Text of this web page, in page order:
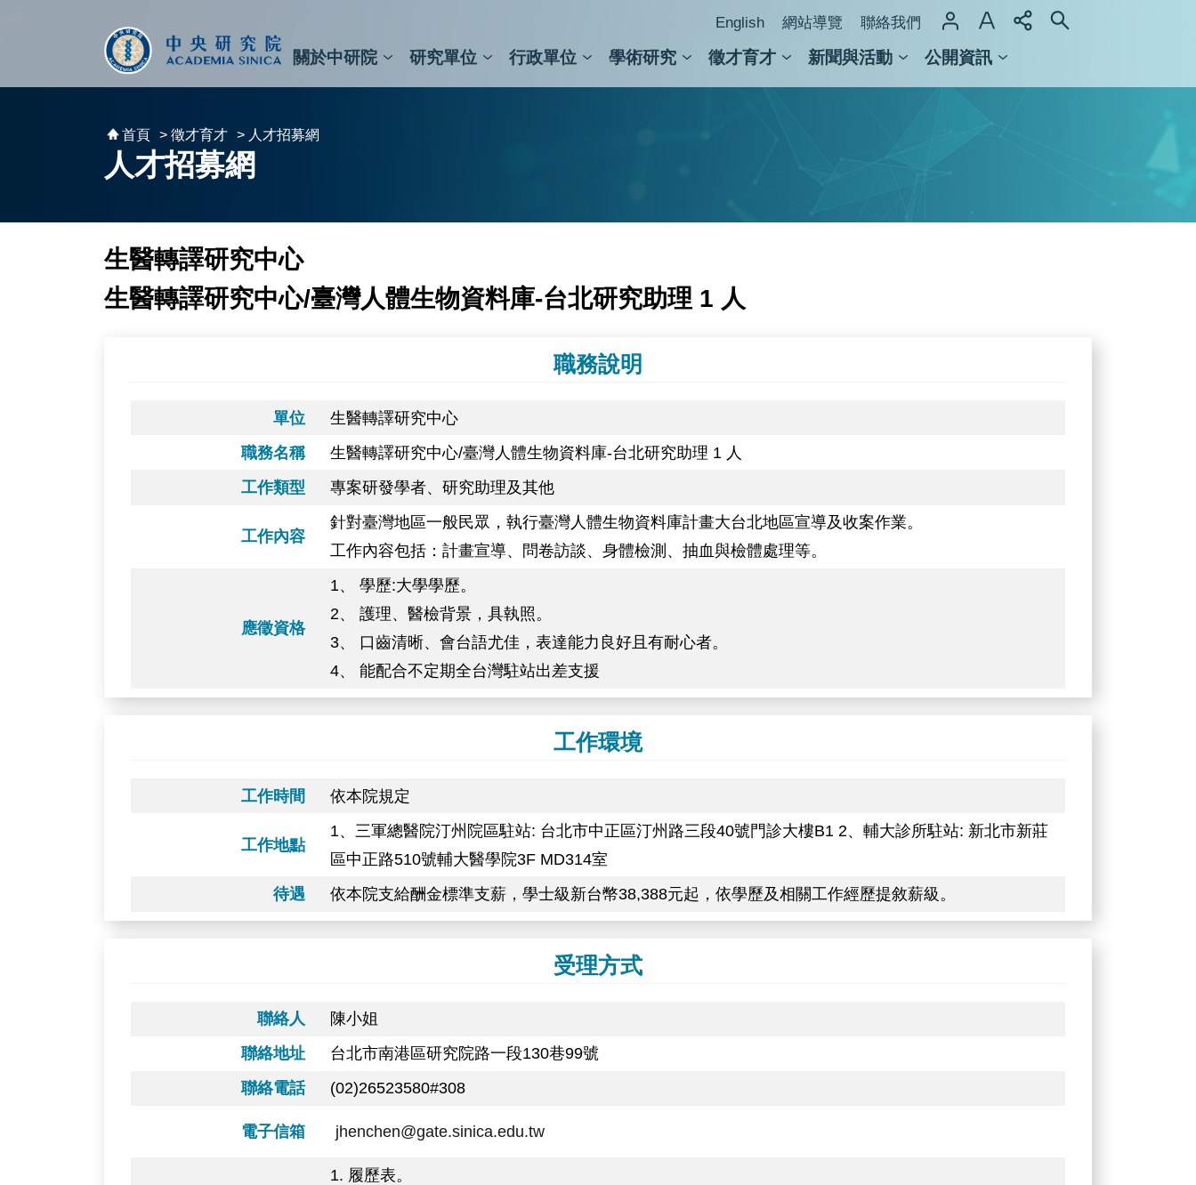
English 網站導覽 聯絡我們
關於中研院 研究單位 行政單位 學術研究 徵才育才 新聞與活動 公開資訊
首頁 > 徵才育才 > 人才招募網
人才招募網
生醫轉譯研究中心
生醫轉譯研究中心/臺灣人體生物資料庫-台北研究助理 1 人
職務說明
單位
生醫轉譯研究中心
職務名稱
生醫轉譯研究中心/臺灣人體生物資料庫-台北研究助理 1 人
工作類型
專案研發學者、研究助理及其他
工作內容
針對臺灣地區一般民眾，執行臺灣人體生物資料庫計畫大台北地區宣導及收案作業。
工作內容包括：計畫宣導、問卷訪談、身體檢測、抽血與檢體處理等。
應徵資格
1、 學歷:大學學歷。
2、 護理、醫檢背景，具執照。
3、 口齒清晰、會台語尤佳，表達能力良好且有耐心者。
4、 能配合不定期全台灣駐站出差支援
工作環境
工作時間 依本院規定
工作地點
1、三軍總醫院汀州院區駐站: 台北市中正區汀州路三段40號門診大樓B1 2、輔大診所駐站: 新北市新莊
區中正路510號輔大醫學院3F MD314室
待遇
依本院支給酬金標準支薪，學士級新台幣38,388元起，依學歷及相關工作經歷提敘薪級。
受理方式
聯絡人
陳小姐
聯絡地址
台北市南港區研究院路一段130巷99號
聯絡電話
(02)26523580#308
電子信箱 jhenchen@gate.sinica.edu.tw
1. 履歷表。